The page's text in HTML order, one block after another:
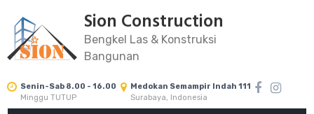
content
Sion Construction
Bengkel Las & Konstruksi
Bangunan
Senin-Sab 8.00 - 16.00
Minggu TUTUP
Medokan Semampir Indah 111
Surabaya, Indonesia